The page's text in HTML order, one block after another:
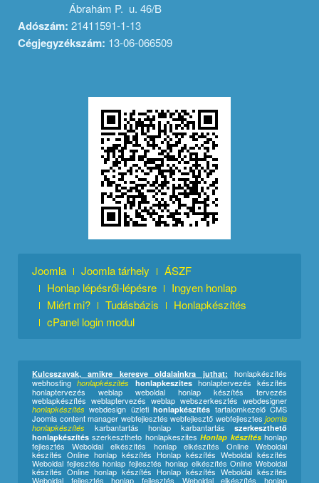
Ábrahám P. u. 46/B
Adószám: 21411591-1-13
Cégjegyzékszám: 13-06-066509
Joomla Joomla tárhely
ÁSZF
Honlap lépésről-lépésre
Ingyen honlap
Miért mi?
Tudásbázis
Honlapkészítés
cPanel login modul
Kulcsszavak, amikre keresve oldalainkra juthat: honlapkészítés
webhostinghonlapkészités honlapkeszites honlaptervezés készítés
honlaptervezés weblap weboldal honlap készítés tervezés
weblapkészítés weblaptervezés weblap webszerkesztés webdesigner
honlapkészítés webdesign üzletihonlapkészítés tartalomkezelő CMS
Joomla content manager webfejlesztés webfejlesztő webfejlesztes joomla
honlapkészítés karbantartás honlap karbantartás szerkeszthető
honlapkészítés szerkesztheto honlapkeszitesHonlap készítéshonlap
fejlesztés Weboldal elkészítés honlap elkészítés Online Weboldal
készítés Online honlap készítés Honlap készítés Weboldal készítés
Weboldal fejlesztés honlap fejlesztés honlap elkészítés Online Weboldal
készítés Online honlap készítés Honlap készítés Weboldal készítés
Weboldal fejlesztés honlap fejlesztés Weboldal elkészítés honlap